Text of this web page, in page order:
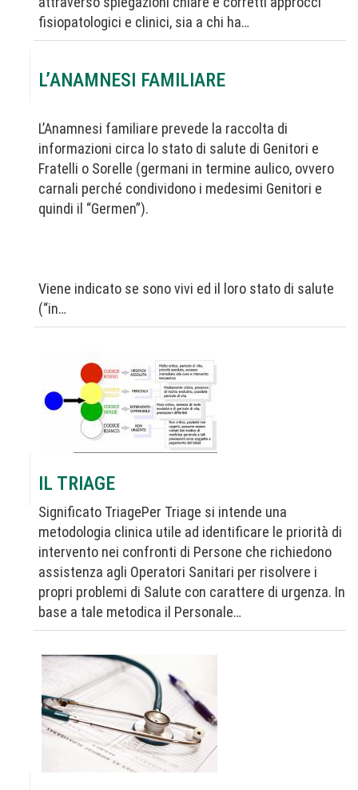
fisiopatologici e clinici, sia a chi ha…
L’ANAMNESI FAMILIARE
L’Anamnesi familiare prevede la raccolta di
informazioni circa lo stato di salute di Genitori e
Fratelli o Sorelle (germani in termine aulico, ovvero
carnali perché condividono i medesimi Genitori e
quindi il “Germen”).
Viene indicato se sono vivi ed il loro stato di salute
(“in…
IL TRIAGE
Significato TriagePer Triage si intende una
metodologia clinica utile ad identificare le priorità di
intervento nei confronti di Persone che richiedono
assistenza agli Operatori Sanitari per risolvere i
propri problemi di Salute con carattere di urgenza. In
base a tale metodica il Personale…